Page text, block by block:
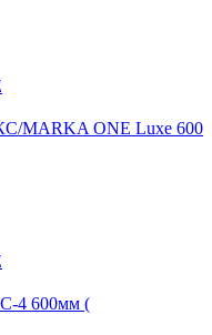
MARKA ONE Luxe 600
4 600мм (